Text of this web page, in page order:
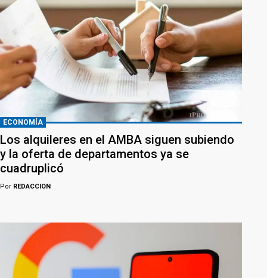
ECONOMÍA
Los alquileres en el AMBA siguen subiendo
y la oferta de departamentos ya se
cuadruplicó
Por REDACCION